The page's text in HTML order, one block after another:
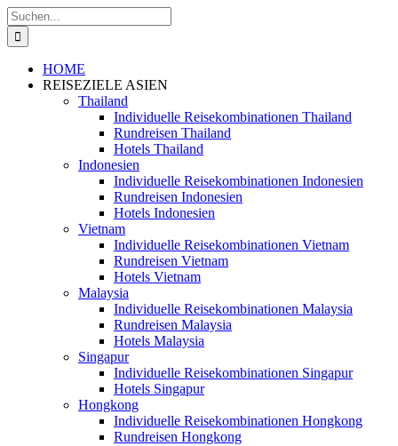
Zum
Inhalt
springen
Suche
nach:
HOME
REISEZIELE ASIEN
Thailand
Individuelle Reisekombinationen Thailand
Rundreisen Thailand
Hotels Thailand
Indonesien
Individuelle Reisekombinationen Indonesien
Rundreisen Indonesien
Hotels Indonesien
Vietnam
Individuelle Reisekombinationen Vietnam
Rundreisen Vietnam
Hotels Vietnam
Malaysia
Individuelle Reisekombinationen Malaysia
Rundreisen Malaysia
Hotels Malaysia
Singapur
Individuelle Reisekombinationen Singapur
Hotels Singapur
Hongkong
Individuelle Reisekombinationen Hongkong
Rundreisen Hongkong